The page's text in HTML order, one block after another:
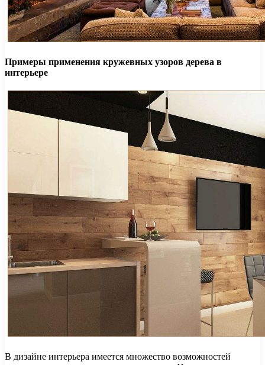
Примеры применения кружевных узоров дерева в
интерьере
В дизайне интерьера имеется множество возможностей